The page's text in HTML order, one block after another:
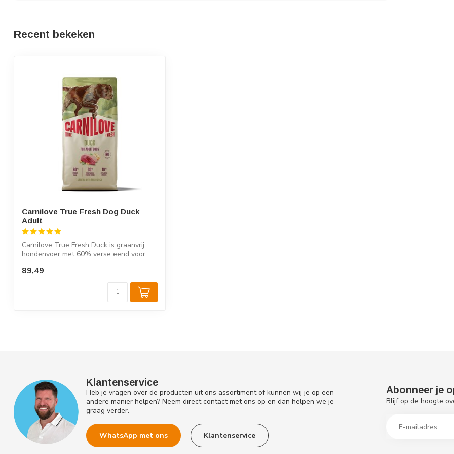
Recent bekeken
Carnilove True Fresh Dog Duck
Adult
Carnilove True Fresh Duck is graanvrij
hondenvoer met 60% verse eend voor
89,49
Klantenservice
Heb je vragen over de producten uit ons assortiment of kunnen wij je op een
andere manier helpen? Neem direct contact met ons op en dan helpen we je
graag verder.
WhatsApp met ons Klantenservice
Abonneer je
Blijf op de hoogte